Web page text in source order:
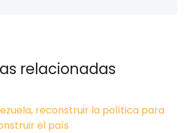
relacionadas
reconstruir la política para
el país